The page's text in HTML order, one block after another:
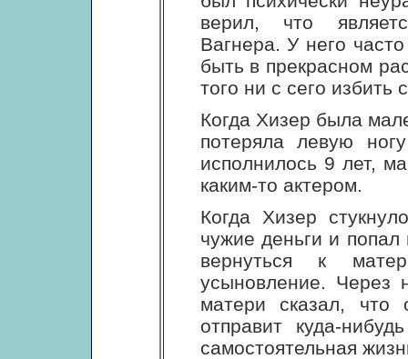
верил, что
Вагнера. У него
быть в прекрасном
того ни с сего избить
Когда Хизер была
потеряла левую
исполнилось 9 лет,
каким-то актером.
Когда Хизер
чужие деньги и
вернуться к
усыновление. Через
матери сказал,
отправит куда-
самостоятельная